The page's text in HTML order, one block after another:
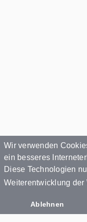
Wir verwenden
ein besseres
Diese Technologien
Weiterentwicklung der
Ablehnen